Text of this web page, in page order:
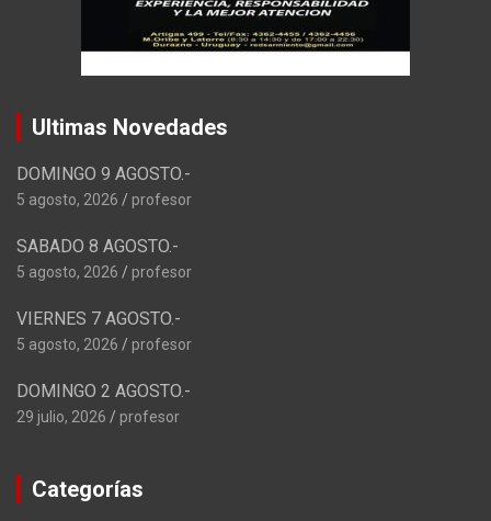
Ultimas Novedades
DOMINGO 9 AGOSTO.-
5 agosto, 2026 profesor
SABADO 8 AGOSTO.-
5 agosto, 2026 profesor
VIERNES 7 AGOSTO.-
5 agosto, 2026 profesor
DOMINGO 2 AGOSTO.-
29 julio, 2026 profesor
Categorías